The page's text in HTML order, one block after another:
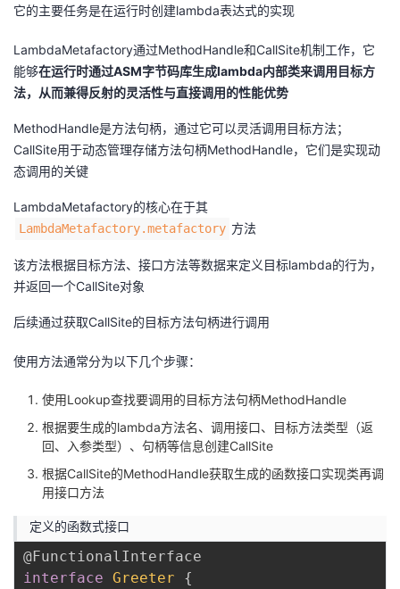
堂
的
课
我
的
证
我
实
验
的
收
藏
我
技
持
的
建
议
它的主要任务是在运行时创建lambda表达式的实现
LambdaMetafactory通过MethodHandle和CallSite机制工作，它
能够在运行时通过ASM字节码库生成lambda内部类来调用目标方
法，从而兼得反射的灵活性与直接调用的性能优势
MethodHandle是方法句柄，通过它可以灵活调用目标方法；
CallSite用于动态管理存储方法句柄MethodHandle，它们是实现动
态调用的关键
LambdaMetafactory的核心在于其
LambdaMetafactory.metafactory 方法
该方法根据目标方法、接口方法等数据来定义目标lambda的行为，
并返回一个CallSite对象
后续通过获取CallSite的目标方法句柄进行调用
使用方法通常分为以下几个步骤：
使用Lookup查找要调用的目标方法句柄MethodHandle
根据要生成的lambda方法名、调用接口、目标方法类型（返
回、入参类型）、句柄等信息创建CallSite
根据CallSite的MethodHandle获取生成的函数接口实现类再调
用接口方法
定义的函数式接口
@FunctionalInterface
interface Greeter
{